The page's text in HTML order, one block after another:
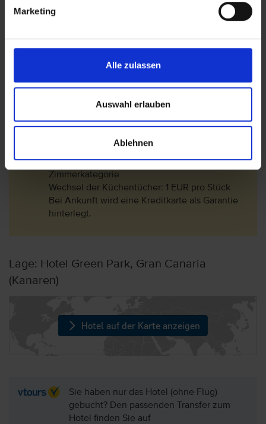
Marketing
Alle zulassen
Auswahl erlauben
Ablehnen
Tag nach der Ankunft erfolgt eine Reinigung,
sowie Wechsel der Bettwäsche und Handtücher
Bei einem Aufenthalt von 2-4 Nächten: Es
erfolgt nur eine Endreinigung
Zusätzliche Reinigung: 30 – 40 EUR je nach
Zimmerkategorie
Zimmerkategorie
Wechsel der Handtücher: 5-10 EUR je nach
Zimmerkategorie
Wechsel der Küchentücher: 1 EUR pro Stück
Bei Ankunft wird eine Kreditkarte als Garantie
hinterlegt.
Lage: Hotel Green Park, Gran Canaria
(Kanaren)
Hotel auf der Karte anzeigen
Sie haben nur das Hotel (ohne Flug)
gebucht? Den passenden Transfer zum
Hotel finden Sie auf